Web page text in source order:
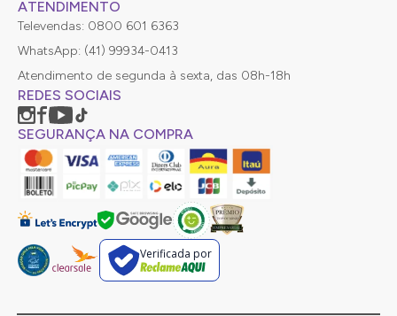
ATENDIMENTO
Televendas: 0800 601 6363
WhatsApp: (41) 99934-0413
Atendimento de segunda à sexta, das 08h-18h
REDES SOCIAIS
SEGURANÇA NA COMPRA
Verificada por